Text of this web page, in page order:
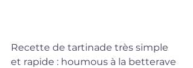
Recette de tartinade très simple
et rapide : houmous à la betterave